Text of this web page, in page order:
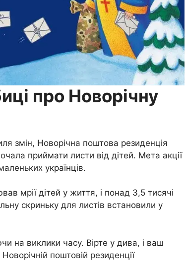
про Новорічну
змін, Новорічна поштова резиденція
приймати листи від дітей. Мета акції
українців.
мрії дітей у життя, і понад 3,5 тисячі
скриньку для листів встановили у
на виклики часу. Вірте у дива, і ваш
поштовій резиденції